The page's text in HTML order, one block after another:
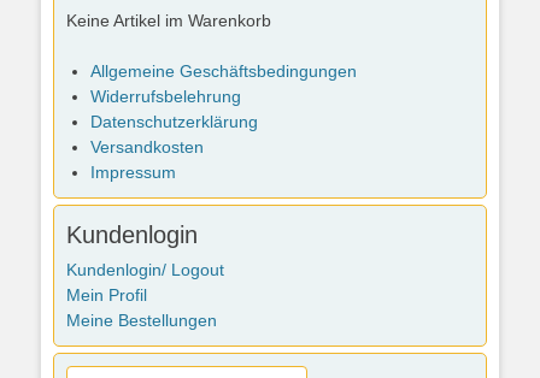
Keine Artikel im Warenkorb
Allgemeine Geschäftsbedingungen
Widerrufsbelehrung
Datenschutzerklärung
Versandkosten
Impressum
Kundenlogin
Kundenlogin/ Logout
Mein Profil
Meine Bestellungen